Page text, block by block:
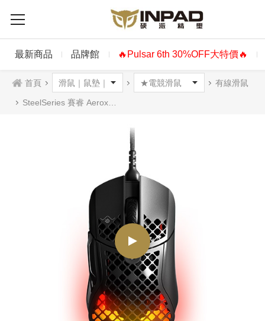
最新商品 品牌館 🔥Pulsar 6th 30%OFF大特價🔥
首頁 有線滑鼠
SteelSeries 賽睿 Aerox 5 RGB光學滑鼠 有線 黑色